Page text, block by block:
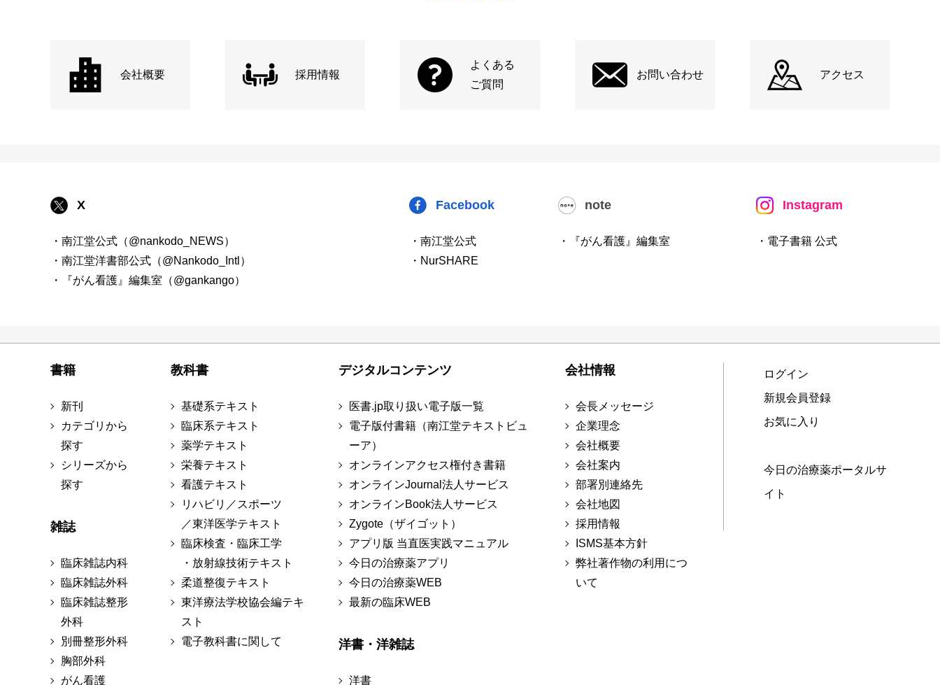
会社概要 採用情報
よくある
ご質問
お問い合わせ アクセス
X
・南江堂公式（@nankodo_NEWS）
・南江堂洋書部公式（@Nankodo_Intl）
・『がん看護』編集室（@gankango）
Facebook
・南江堂公式
・NurSHARE
note
・『がん看護』編集室
Instagram
・電子書籍 公式
書籍
新刊
カテゴリから
探す
シリーズから
探す
雑誌
臨床雑誌内科
臨床雑誌外科
臨床雑誌整形
外科
別冊整形外科
胸部外科
がん看護
教科書
基礎系テキスト
臨床系テキスト
薬学テキスト
栄養テキスト
看護テキスト
リハビリ／スポーツ
／東洋医学テキスト
臨床検査・臨床工学
・放射線技術テキスト
柔道整復テキスト
東洋療法学校協会編テキ
スト
電子教科書に関して
デジタルコンテンツ
医書.jp取り扱い電子版一覧
電子版付書籍（南江堂テキストビュ
ーア）
オンラインアクセス権付き書籍
オンラインJournal法人サービス
オンラインBook法人サービス
Zygote（ザイゴット）
アプリ版 当直医実践マニュアル
今日の治療薬アプリ
今日の治療薬WEB
最新の臨床WEB
洋書・洋雑誌
洋書
会社情報
会長メッセージ
企業理念
会社概要
会社案内
部署別連絡先
会社地図
採用情報
ISMS基本方針
弊社著作物の利用につ
いて
ログイン
新規会員登録
お気に入り
今日の治療薬ポータルサ
イト